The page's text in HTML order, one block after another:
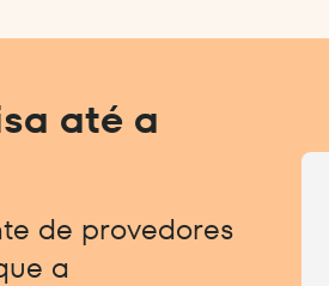
até a
de provedores
a